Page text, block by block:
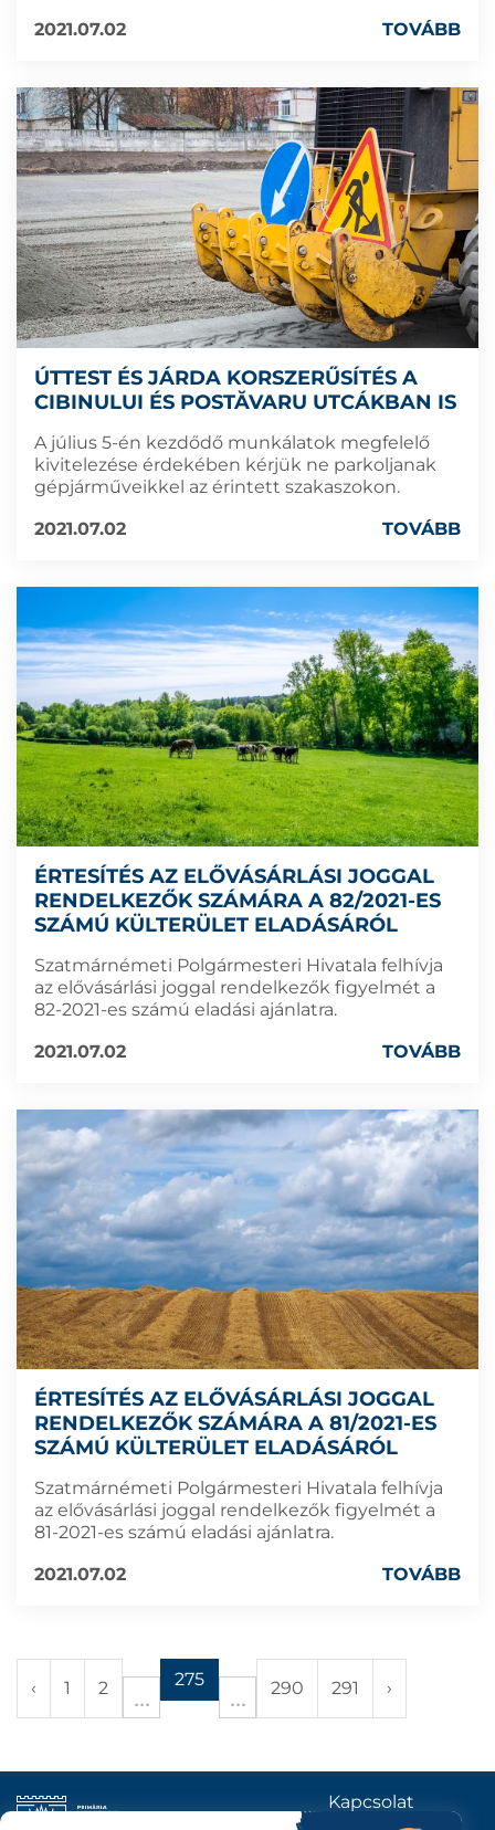
2021.07.02
TOVÁBB
ÚTTEST ÉS JÁRDA KORSZERŰSÍTÉS A
CIBINULUI ÉS POSTĂVARU UTCÁKBAN IS
A július 5-én kezdődő munkálatok megfelelő
kivitelezése érdekében kérjük ne parkoljanak
gépjárműveikkel az érintett szakaszokon.
2021.07.02
TOVÁBB
ÉRTESÍTÉS AZ ELŐVÁSÁRLÁSI JOGGAL
RENDELKEZŐK SZÁMÁRA A 82/2021-ES
SZÁMÚ KÜLTERÜLET ELADÁSÁRÓL
Szatmárnémeti Polgármesteri Hivatala felhívja
az elővásárlási joggal rendelkezők figyelmét a
82-2021-es számú eladási ajánlatra.
2021.07.02
TOVÁBB
ÉRTESÍTÉS AZ ELŐVÁSÁRLÁSI JOGGAL
RENDELKEZŐK SZÁMÁRA A 81/2021-ES
SZÁMÚ KÜLTERÜLET ELADÁSÁRÓL
Szatmárnémeti Polgármesteri Hivatala felhívja
az elővásárlási joggal rendelkezők figyelmét a
81-2021-es számú eladási ajánlatra.
2021.07.02
TOVÁBB
‹ 1 2 275 290 291 ›
Kapcsolat